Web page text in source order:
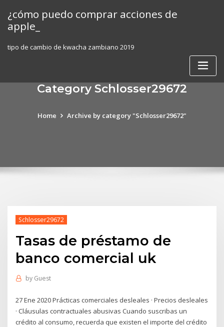
content
¿cómo puedo comprar acciones de
apple_
tipo de cambio de kwacha zambiano 2019
Category Schlosser29672
Home Archive by category "Schlosser29672"
Schlosser29672
Tasas de préstamo de
banco comercial uk
by Guest
27 Ene 2020 Prácticas comerciales desleales · Precios desleales
· Cláusulas contractuales abusivas Cuando suscribas un
crédito al consumo, recuerda que existen el importe del crédito